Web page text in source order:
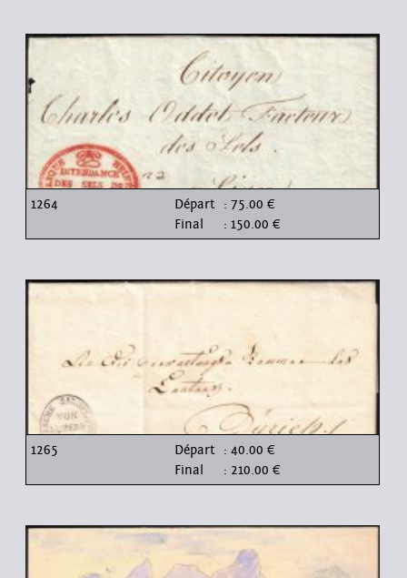
1264 Départ : 75.00 €
Final
: 150.00 €
1265 Départ : 40.00 €
Final
: 210.00 €